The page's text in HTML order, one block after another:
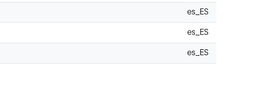
es_ES
es_ES
es_ES